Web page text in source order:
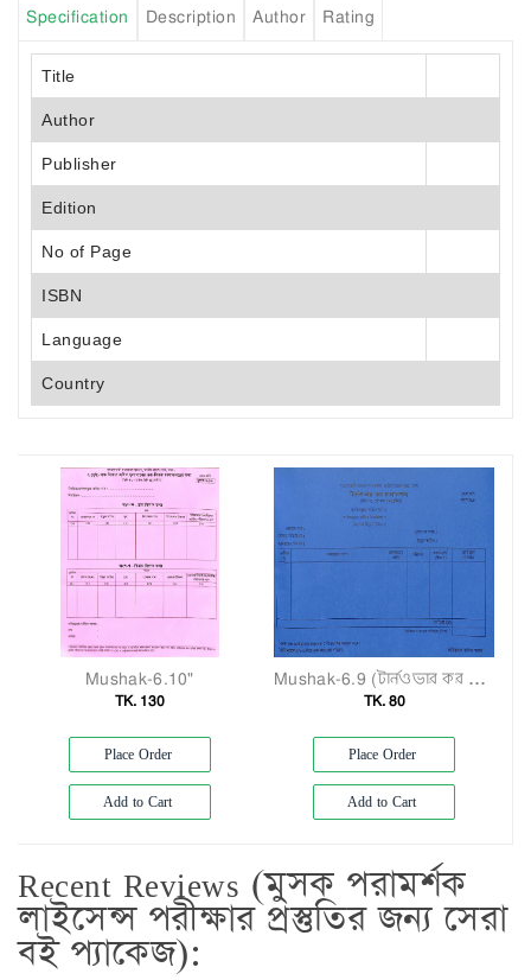
Specification Description Author Rating
Title
Author
Publisher
Edition
No of Page
ISBN
Language
Country
Mushak-6.10"
TK. 130
Place Order
Add to Cart
Mushak-6.9 (টার্নওভার কর চালানপত্র)"
TK. 80
Place Order
Add to Cart
Recent Reviews (মুসক পরামর্শক
লাইসেন্স পরীক্ষার প্রস্তুতির জন্য সেরা
বই প্যাকেজ):